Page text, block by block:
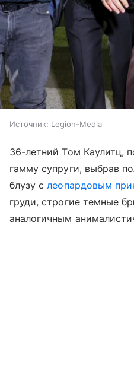
Источник: Legion-Media
36-летний Том Каулитц,
гамму супруги, выбрав
блузу слеопардовым
груди, строгие темные
аналогичным